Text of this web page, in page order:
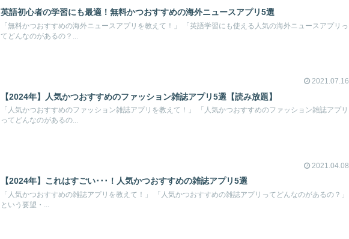
英語初心者の学習にも最適！無料かつおすすめの海外ニュースアプリ5選
「無料かつおすすめの海外ニュースアプリを教えて！」 「英語学習にも使える人気の海外ニュースアプリっ
てどんなのがあるの？...
2021.07.16
【2024年】人気かつおすすめのファッション雑誌アプリ5選【読み放題】
「人気かつおすすめのファッション雑誌アプリを教えて！」 「人気かつおすすめのファッション雑誌アプリ
ってどんなのがあるの...
2021.04.08
【2024年】これはすごい･･･！人気かつおすすめの雑誌アプリ5選
「人気かつおすすめの雑誌アプリを教えて！」 「人気かつおすすめの雑誌アプリってどんなのがあるの？」
という要望・...